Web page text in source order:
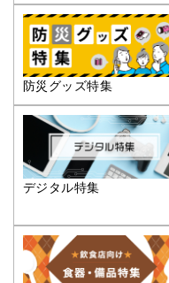
防災グッズ特集
デジタル特集